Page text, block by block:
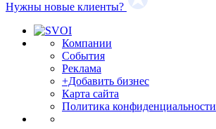
Нужны новые клиенты?
Компании
События
Реклама
+Добавить бизнес
Карта сайта
Политика конфиденциальности